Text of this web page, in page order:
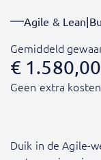
Agile & Lean|
Gemiddeld
€ 1.580,00
Geen extra kosten
Duik in de Agile-